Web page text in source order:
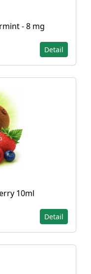
- 8 mg
Detail
10ml
Detail